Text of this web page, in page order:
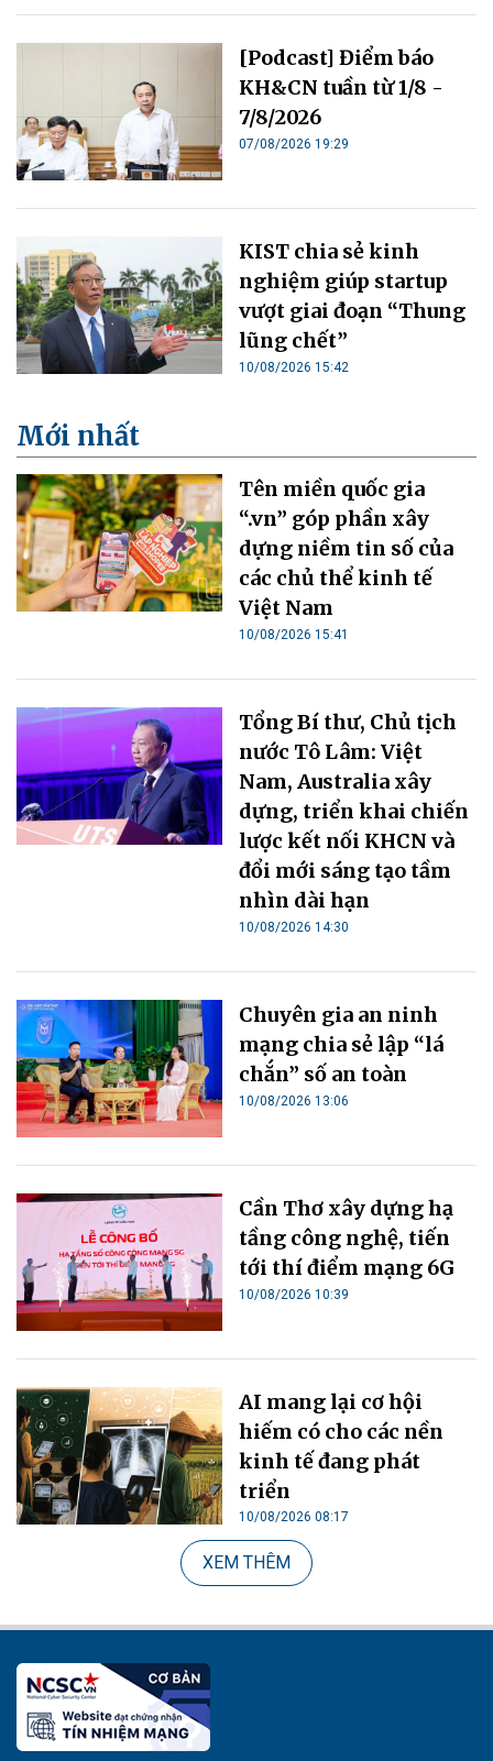
[Podcast] Điểm báo
KH&CN tuần từ 1/8 -
7/8/2026
07/08/2026 19:29
KIST chia sẻ kinh
nghiệm giúp startup
vượt giai đoạn “Thung
lũng chết”
10/08/2026 15:42
Mới nhất
Tên miền quốc gia
“.vn” góp phần xây
dựng niềm tin số của
các chủ thể kinh tế
Việt Nam
10/08/2026 15:41
Tổng Bí thư, Chủ tịch
nước Tô Lâm: Việt
Nam, Australia xây
dựng, triển khai chiến
lược kết nối KHCN và
đổi mới sáng tạo tầm
nhìn dài hạn
10/08/2026 14:30
Chuyên gia an ninh
mạng chia sẻ lập “lá
chắn” số an toàn
10/08/2026 13:06
Cần Thơ xây dựng hạ
tầng công nghệ, tiến
tới thí điểm mạng 6G
10/08/2026 10:39
AI mang lại cơ hội
hiếm có cho các nền
kinh tế đang phát
triển
10/08/2026 08:17
XEM THÊM